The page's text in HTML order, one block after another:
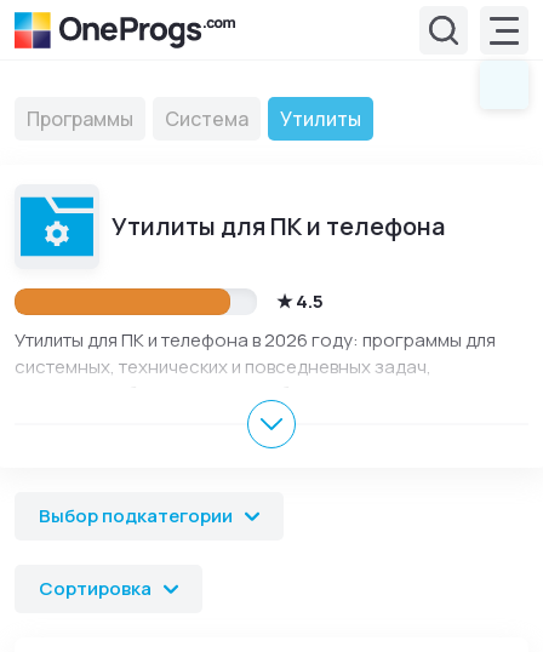
Программы Система Утилиты
Утилиты для ПК и телефона
4.5
Утилиты для ПК и телефона в 2026 году: программы для
системных, технических и повседневных задач,
помогают быстро выполнять небольшие задачи,
проверять систему, управлять параметрами, очищать
macOS и Linux, описания на русском языке, скриншоты,
установки.
Выбор подкатегории
Сортировка